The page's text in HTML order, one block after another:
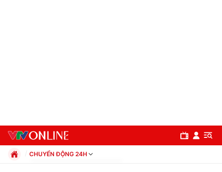
CHUYỂN ĐỘNG 24H